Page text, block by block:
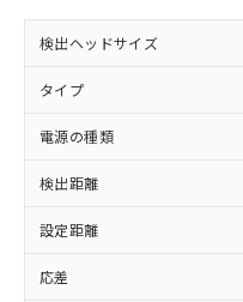
検出ヘッドサイズ
タイプ
電源の種類
検出距離
設定距離
応差